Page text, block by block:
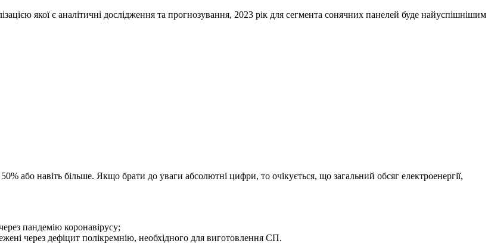
якої є аналітичні дослідження та прогнозування, 2023 рік для сегмента сонячних панелей буде найуспішнішим
або навіть більше. Якщо брати до уваги абсолютні цифри, то очікується, що загальний обсяг електроенергії,
пандемію коронавірусу;
через дефіцит полікремнію, необхідного для виготовлення СП.